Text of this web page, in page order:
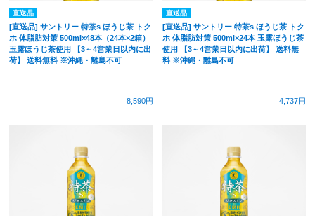
直送品
[直送品] サントリー 特茶s ほうじ茶 トク
ホ 体脂肪対策 500ml×48本（24本×2箱）
玉露ほうじ茶使用 【3～4営業日以内に出
荷】 送料無料 ※沖縄・離島不可
8,590円
直送品
[直送品] サントリー 特茶s ほうじ茶 トク
ホ 体脂肪対策 500ml×24本 玉露ほうじ茶
使用 【3～4営業日以内に出荷】 送料無
料 ※沖縄・離島不可
4,737円